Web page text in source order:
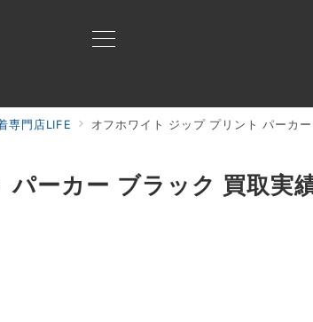
専門店LIFE オフホワイト ジップ プリント パーカ
ーカー ブラック 買取実